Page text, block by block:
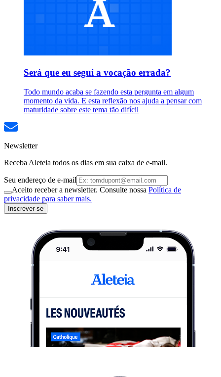
Será que eu segui a vocação errada?
Todo mundo acaba se fazendo esta pergunta em algum
momento da vida. E esta reflexão nos ajuda a pensar com
maturidade sobre este tema tão difícil
Newsletter
Receba Aleteia todos os dias em sua caixa de e-mail.
Seu endereço de e-mail
Aceito receber a newsletter. Consulte nossa Política de
privacidade para saber mais.
Inscrever-se